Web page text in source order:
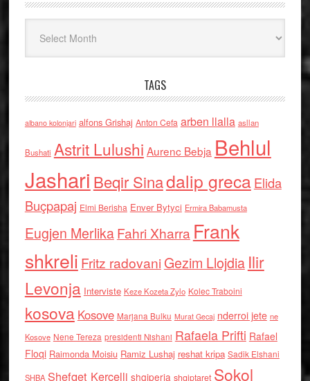
TAGS
albano kolonjari alfons Grishaj Anton Cefa arben llalla asllan
Bushati Astrit Lulushi Aurenc Bebja Behlul
Jashari Beqir Sinadalip grecaElida
Buçpapaj Elmi Berisha Enver Bytyci Ermira Babamusta
Eugjen MerlikaFahri Xharra Frank
shkreli Fritz radovaniGezim Llojdia Ilir
Levonja Interviste Keze Kozeta Zylo Kolec Traboini
kosova Kosove Marjana Bulku Murat Gecaj nderroi jete ne
Kosove Nene Tereza presidenti Nishani Rafaela Prifti Rafael
Floqi Raimonda Moisiu Ramiz Lushaj reshat kripa Sadik Elshani
SHBA Shefqet Kercelli shqiperia shqiptaret Sokol